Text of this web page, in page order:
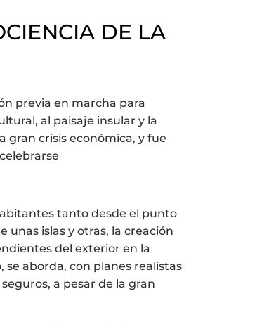
DE LA
previa en marcha para
al paisaje insular y la
gran crisis económica, y fue
tanto desde el punto
unas islas y otras, la creación
del exterior en la
se aborda, con planes realistas
a pesar de la gran